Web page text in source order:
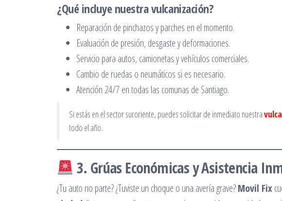
¿Qué incluye nuestra vulcanización?
Reparación de pinchazos y parches en el momento.
Evaluación de presión, desgaste y deformaciones.
Servicio para autos, camionetas y vehículos comerciales.
Cambio de ruedas o neumáticos si es necesario.
Atención 24/7 en todas las comunas de Santiago.
Si estás en el sector suroriente, puedes solicitar de inmediato nuestra
todo el año.
3. Grúas Económicas y Asistencia
¿Tu auto no parte? ¿Tuviste un choque o una avería grave?Movil Fix